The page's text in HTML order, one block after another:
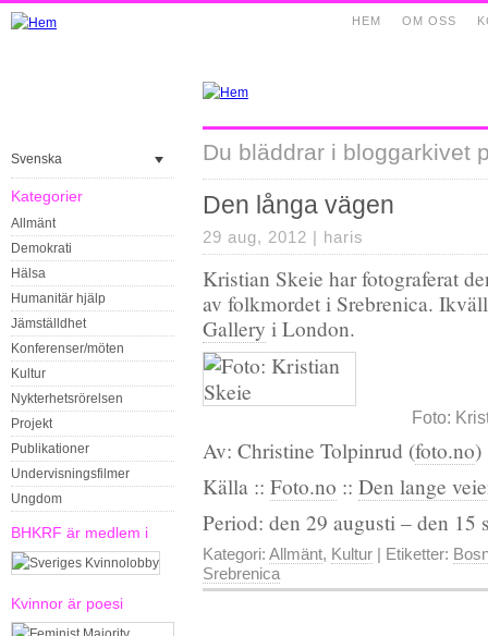
OM OSS
HEM
Svenska
Kategorier
Allmänt
Demokrati
Hälsa
Humanitär hjälp
Jämställdhet
Konferenser/möten
Kultur
Nykterhetsrörelsen
Projekt
Publikationer
Undervisningsfilmer
Ungdom
BHKRF är medlem i
Kvinnor är poesi
Du bläddrar i bloggarkivet
Den långa vägen
29 aug, 2012 | haris
Kristian Skeie har fotograferat
av folkmordet i Srebrenica.
Gallery i London.
Foto:
Av: Christine Tolpinrud (foto.no)
Källa :: Foto.no :: Den lange
Period: den 29 augusti – den 15
Kategori: Allmänt, Kultur | Etiketter:
Srebrenica